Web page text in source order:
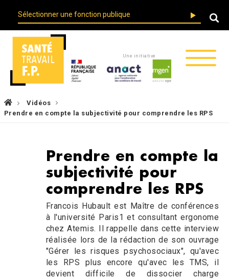
main
navigation
account
menu
Une initiative
Fil
d'Ariane
Vidéos
Prendre en compte la subjectivité pour comprendre les RPS
Prendre en compte la
subjectivité pour
comprendre les RPS
Francois Hubault est Maître de conférences
à l'université Paris1 et consultant ergonome
chez Atemis. Il rappelle dans cette interview
réalisée lors de la rédaction de son ouvrage
"Gérer les risques psychosociaux", qu'avec
les RPS plus encore qu'avec les TMS, il
devient difficile de dissocier charge